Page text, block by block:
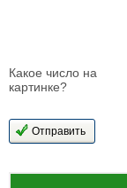
Какое число на
картинке?